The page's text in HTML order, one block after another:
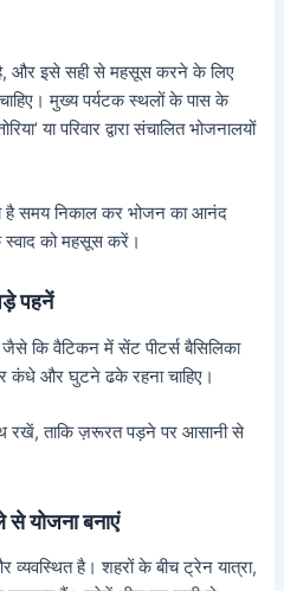
है, और इसे सही से महसूस करने के लिए
मुख्य पर्यटक स्थलों के पास के
या परिवार द्वारा संचालित भोजनालयों
है समय निकाल कर भोजन का आनंद
को महसूस करें।
पहनें
कि वैटिकन में सेंट पीटर्स बैसिलिका
कंधे और घुटने ढके रहना चाहिए।
रखें, ताकि ज़रूरत पड़ने पर आसानी से
से योजना बनाएं
व्यवस्थित है। शहरों के बीच ट्रेन यात्रा,